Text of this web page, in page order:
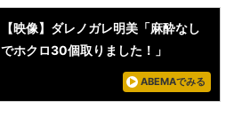
【映像】ダレノガレ明美「麻酔なし
でホクロ30個取りました！」
ABEMAでみる